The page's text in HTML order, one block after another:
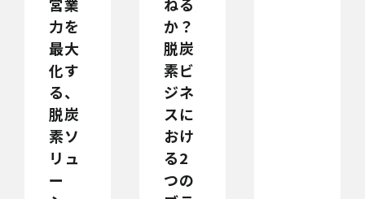
力を
最大
化す
る、
脱炭
素ソ
リュ
ー
か？
脱炭
素ビ
ジネ
スに
おけ
る2
つの